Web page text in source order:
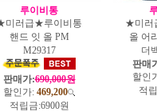
루이비통
미러급★루이비통
핸드 잇 올 PM
M29317
판매가:690,000원
할인가: 469,200
적립금:6900원
★미러
올 어
더
판매
할인
적